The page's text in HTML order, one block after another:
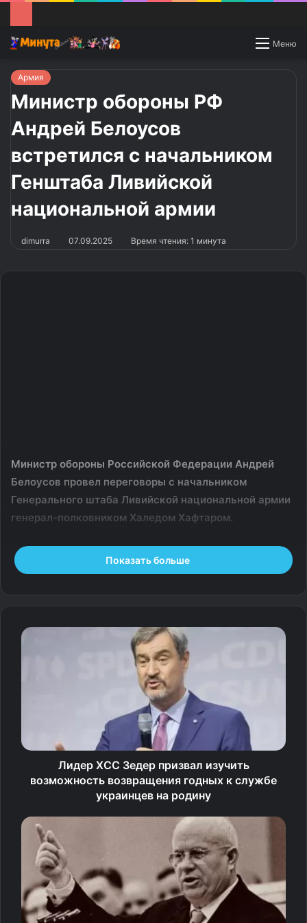
Меню
Switch
Армия
Министр обороны РФ
Андрей Белоусов
встретился с начальником
Генштаба Ливийской
национальной армии
dimurra 07.09.2025 Время чтения: 1 минута
Министр обороны Российской Федерации Андрей
Белоусов провел переговоры с начальником
Генерального штаба Ливийской национальной армии
генерал-полковником Халедом Хафтаром.
В ходе встречи глава российского военного ведомства
поздравил Халеда Хафтара с назначением на
«Безусловно, это признание Вашего большого вклада в
укрепление обороноспособности страны», – сказал
Министр обороны РФ поздравил также брата Халеда
Хафтара Саддама с назначением на должность
заместителя командующего Ливийской национальной
армией и присвоением воинского звания генерал-
полковник, а также пожелал крепкого здоровья и
успехов командующему Ливийской национальной
армией маршалу Халифе Хафтару.
Глава российского военного ведомства отметил, что
переговоры проходят в развитие встречи Президента
Российской Федерации Владимира Владимировича
Путина и командующего Ливийской национальной
Показать больше
Лидер ХСС Зедер призвал изучить
возможность возвращения годных к службе
украинцев на родину